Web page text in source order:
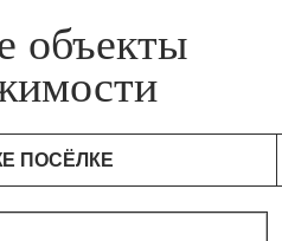
объекты
ПОСЁЛКЕ